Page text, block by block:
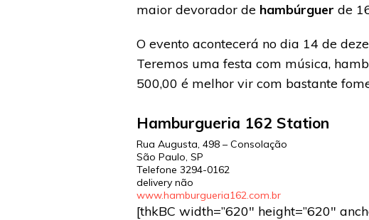
maior devorador de hambúrguer de
O evento acontecerá no dia 14 de
Teremos uma festa com música,
500,00 é melhor vir com bastante
Hamburgueria 162 Station
Rua Augusta, 498 – Consolação
São Paulo SP
Telefone 3294-0162
delivery não
www.hamburgueria162.com.br
[thkBC width=”620″ height=”620″